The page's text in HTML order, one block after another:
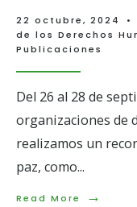
22 octubre, 2024 •
de los Derechos
Publicaciones
Del 26 al 28 de
organizaciones de
realizamos un
paz, como...
Read More →
Read